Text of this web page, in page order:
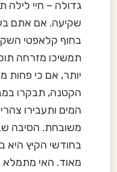
גדולה – חיי לילה
שקיעה. אם אתם
בחוף קלאפטי
תמשיכו מזרחה
יותר, אם כי פחות
הקטנה, תבקרו
המים ותעבירו
משובחת. הסיבה
בחודשי הקיץ היא
מאוד. האי מתמלא